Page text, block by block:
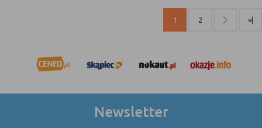
1 2 »|
Newsletter